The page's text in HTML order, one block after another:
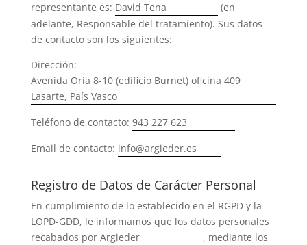
representante es: David Tena
(en
adelante, Responsable del tratamiento). Sus datos
de contacto son los siguientes:
Dirección:
Avenida Oria 8-10 (edificio Burnet) oficina 409
Lasarte, País Vasco
Teléfono de contacto: 943 227 623
Email de contacto: info@argieder.es
Registro de Datos de Carácter Personal
En cumplimiento de lo establecido en el RGPD y la
LOPD-GDD, le informamos que los datos personales
recabados por Argieder
, mediante los